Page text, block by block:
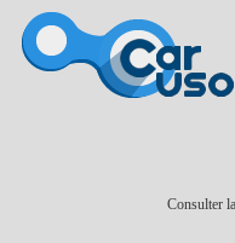
Consulter